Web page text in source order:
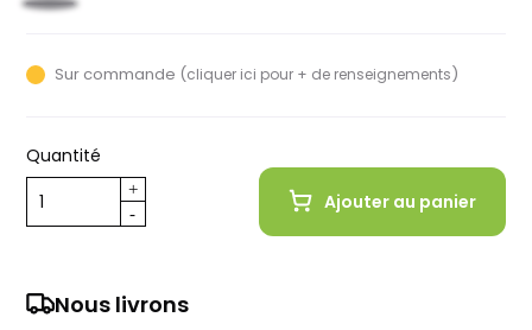
Noir
Sur commande (cliquer ici pour + de renseignements)
Quantité
Ajouter au panier
Nous livrons